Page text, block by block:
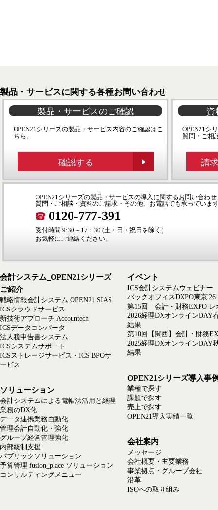
製品・サービスに関する各種お問い合わせ
製品・サービスのご確認
OPEN21シリーズの製品・サービス内容のご確認はこ
ちら。
確認する
資
OPEN21シ
質問・ご相
請
OPEN21シリーズの製品・サービスの導入に関するお問い合わせ
質問・ご相談・資料のご請求・その他、お電話でも承っていま
0120-777-391
受付時間 9:30～17：30 (土・日・祝日を除く）
お気軽にご連絡ください。
会計システム_OPEN21シリーズ
ご紹介
戦略情報会計システム OPEN21 SIAS
ICSクラウドサービス
新技術アプローチ Accountech
ICSデータコンバータ
法人税申告書システム
ICSシステムサポート
ICSストレージサービス・ICS BPOサ
ービス
ソリューション
会計システムによる電帳法活用と経理
業務のDX化
データ連携業務自動化
管理会計自動化・強化
グループ経営管理強化
内部統制支援
パブリックソリューション
予算管理 fusion_place ソリューション
コンサルティングメニュー
イベント
ICS会計システムウェビナー
バックオフィスDXPO東京'26
第15回 会計・財務EXPO レ
2026経理DXオンラインDAY
結果
第10回【関西】会計・財務
2025経理DXオンラインDAY
結果
OPEN21シリーズ導入事
業種で探す
課題で探す
売上で探す
OPEN21導入実績一覧
会社案内
メッセージ
会社概要・主要業務
事業拠点・グループ会社
沿革
ISOへの取り組み